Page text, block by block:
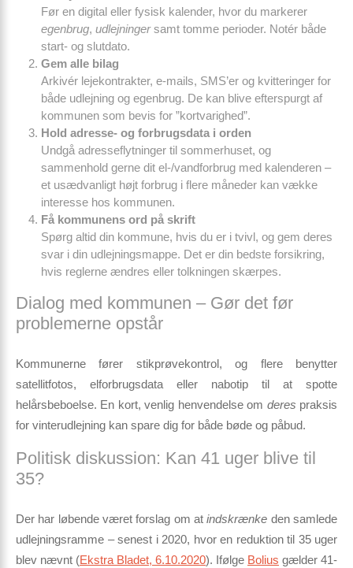
Før en digital eller fysisk kalender, hvor du markerer
egenbrug, udlejningersamt tomme perioder. Notér både
start- og slutdato.
Gem alle bilag
Arkivér lejekontrakter, e-mails, SMS’er og kvitteringer for
både udlejning og egenbrug. De kan blive efterspurgt af
kommunen som bevis for ”kortvarighed”.
Hold adresse- og forbrugsdata i orden
Undgå adresseflytninger til sommerhuset, og
sammenhold gerne dit el-/vandforbrug med kalenderen –
et usædvanligt højt forbrug i flere måneder kan vække
interesse hos kommunen.
Få kommunens ord på skrift
Spørg altid din kommune, hvis du er i tvivl, og gem deres
svar i din udlejningsmappe. Det er din bedste forsikring,
hvis reglerne ændres eller tolkningen skærpes.
Dialog med kommunen – Gør det før
problemerne opstår
Kommunerne fører stikprøvekontrol, og flere benytter
satellitfotos, elforbrugsdata eller nabotip til at spotte
helårsbeboelse. En kort, venlig henvendelse om deres praksis
for vinterudlejning kan spare dig for både bøde og påbud.
Politisk diskussion: Kan 41 uger blive til
35?
Der har løbende været forslag om atindskrænke den samlede
udlejningsramme – senest i 2020, hvor en reduktion til 35 uger
blev nævnt (Ekstra Bladet, 6.10.2020). Ifølge Bolius gælder 41-